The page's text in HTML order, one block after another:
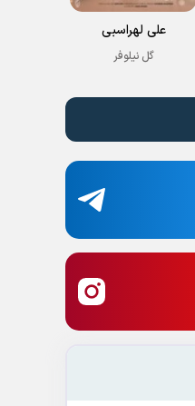
علی لهراسبی
گل نیلوفر